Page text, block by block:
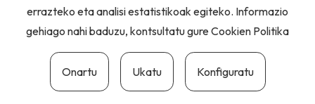
errazteko eta analisi estatistikoak egiteko. Informazio
gehiago nahi baduzu, kontsultatu gureCookien Politika
Onartu Ukatu Konfiguratu